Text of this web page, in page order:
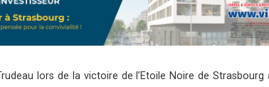
lors de la victoire de l’Etoile Noire de